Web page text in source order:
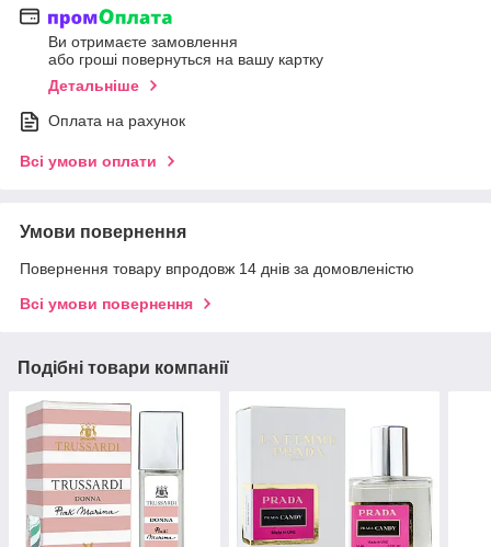
Ви отримаєте замовлення
або гроші повернуться на вашу картку
Детальніше
Оплата на рахунок
Всі умови оплати
Умови повернення
Повернення товару впродовж 14 днів за домовленістю
Всі умови повернення
Подібні товари компанії